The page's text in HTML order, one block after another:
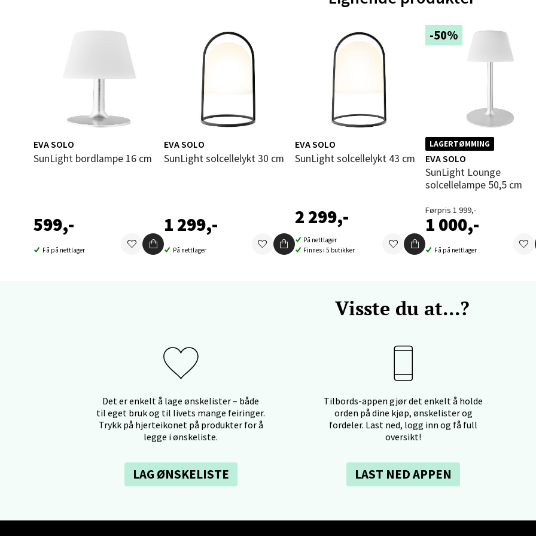
EVA SOLO
SunLight bordlampe 16 cm
599,-
Få på nettlager
EVA SOLO
SunLight solcellelykt 30 cm
1 299,-
På nettlager
EVA SOLO
SunLight solcellelykt 43 cm
2 299,-
På nettlager
Finnes i 5 butikker
-50%
LAGERTØMMING
EVA SOLO
SunLight Lounge
solcellelampe 50,5 cm
Førpris 1 999,-
1 000,-
Få på nettlager
Visste du at...?
Det er enkelt å lage ønskelister – både
til eget bruk og til livets mange feiringer.
Trykk på hjerteikonet på produkter for å
legge i ønskeliste.
LAG ØNSKELISTE
Tilbords-appen gjør det enkelt å holde
orden på dine kjøp, ønskelister og
fordeler. Last ned, logg inn og få full
oversikt!
LAST NED APPEN
Levanger - Magneten
Moafjæra 14, 7606 Levanger
Åpent i dag 10-20
Skarvøyveien 55, 4517 Mandal
Åpent i dag 10-20
0 i butikk
Mo i Rana - Thon Senter Mo i Rana
Ålesund - Thon Senter Moa
Molde - Moldetorget